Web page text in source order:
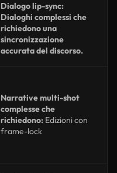
Dialogo lip-sync:
Dialoghi complessi che
richiedono una
sincronizzazione
accurata del discorso.
Narrative multi-shot
complesse che
richiedono: Edizioni con
frame-lock